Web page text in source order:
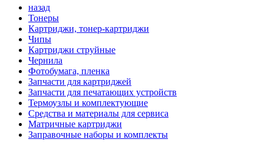
назад
Тонеры
Картриджи, тонер-картриджи
Чипы
Картриджи струйные
Чернила
Фотобумага, пленка
Запчасти для картриджей
Запчасти для печатающих устройств
Термоузлы и комплектующие
Средства и материалы для сервиса
Матричные картриджи
Заправочные наборы и комплекты